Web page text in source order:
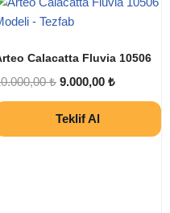
Calacatta Fluvia 10506
₺ 9.000,00 ₺
Teklif Al